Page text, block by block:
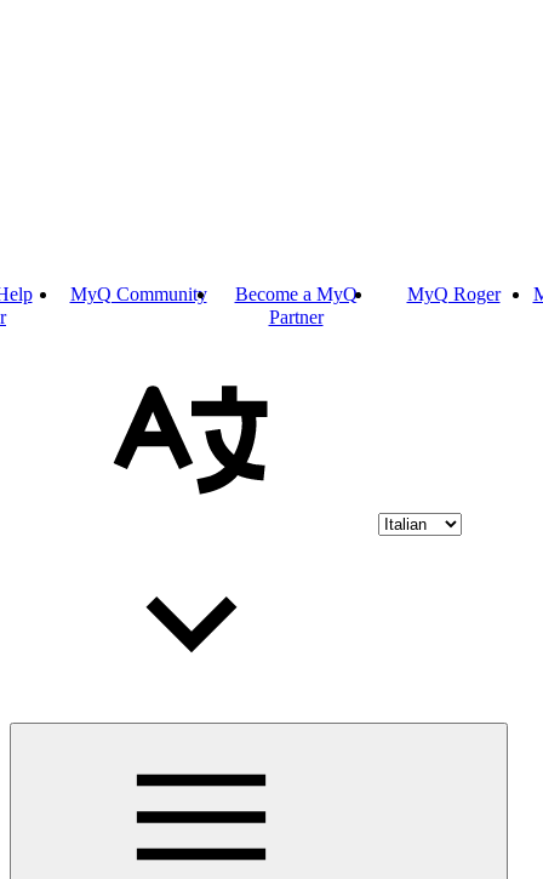
MyQ Community
Become a MyQ
Partner
MyQ Roger